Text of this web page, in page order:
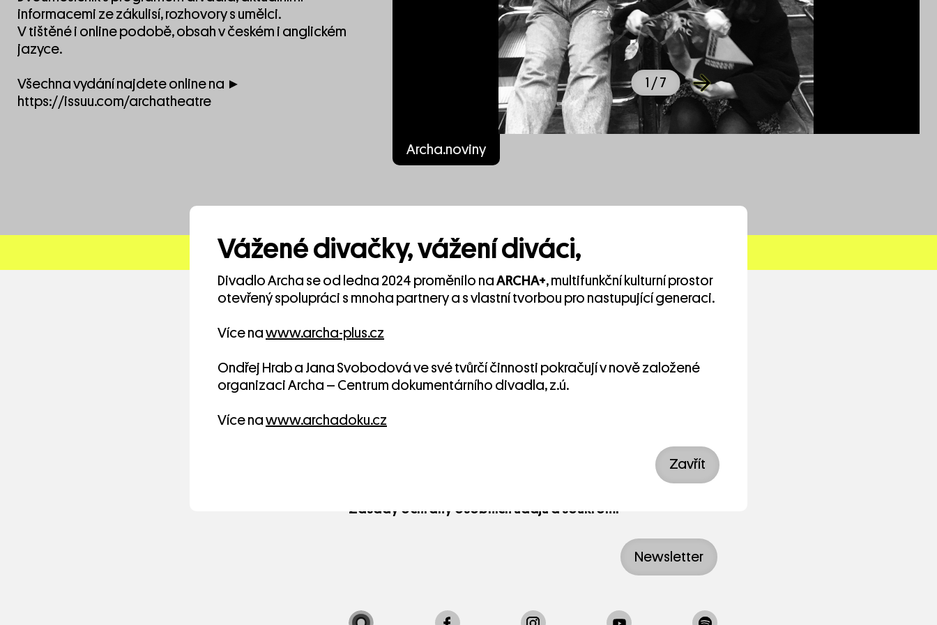
Vážené divačky, vážení diváci,
Divadlo Archa se od ledna 2024 proměnilo naARCHA+, multifunkční kulturní prostor
otevřený spolupráci s mnoha partnery a s vlastní tvorbou pro nastupující generaci.
Více nawww.archa-plus.cz
Ondřej Hrab a Jana Svobodová ve své tvůrčí činnosti pokračují v nově založené
organizaci Archa – Centrum dokumentárního divadla, z.ú.
Více nawww.archadoku.cz
Zavřít
informacemi ze zákulisí, rozhovory s umělci.
V tištěné i online podobě, obsah v českém i anglickém
jazyce.
Všechna vydání najdete online na ►
https://issuu.com/archatheatre
1 / 7
Archa.noviny
Na Poříčí 26, 110 00 Praha 1
archa@divadloarcha.cz
© 2022 Divadlo Archa o.p.s
Pokladna
Zásady ochrany osobních údajů a soukromí
Newsletter